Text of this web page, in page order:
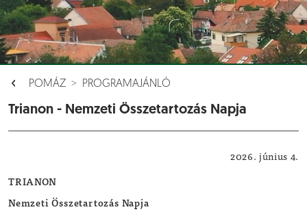
POMÁZ PROGRAMAJÁNLÓ
Trianon - Nemzeti Összetartozás Napja
2026. június 4.
TRIANON
Nemzeti Összetartozás Napja
Aloldalak []